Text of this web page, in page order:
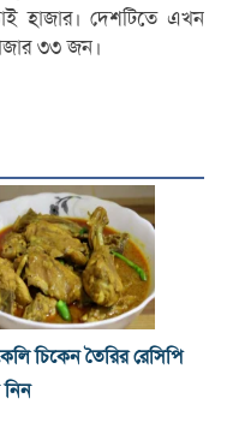
হাজার। দেশটিতে এখন
৩৩ জন।
চিকেন তৈরির রেসিপি